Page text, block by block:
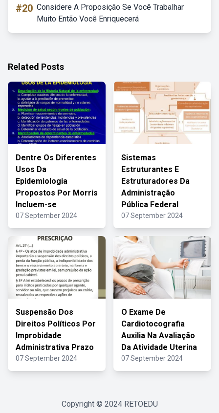
#20 Considere A Proposição Se Você Trabalhar
Muito Então Você Enriquecerá
Related Posts
Dentre Os Diferentes
Usos Da
Epidemiologia
Propostos Por Morris
Incluem-se
07 September 2024
Sistemas
Estruturantes E
Estruturadores Da
Administração
Pública Federal
07 September 2024
Suspensão Dos
Direitos Políticos Por
Improbidade
Administrativa Prazo
07 September 2024
O Exame De
Cardiotocografia
Auxilia Na Avaliação
Da Atividade Uterina
07 September 2024
Copyright © 2024 RETOEDU